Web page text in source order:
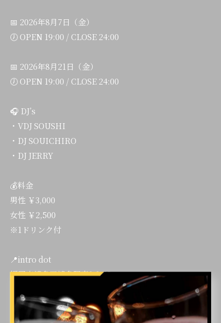
📅 2026年8月7日（金）
🕖 OPEN 19:00 / CLOSE 24:00
📅 2026年8月21日（金）
🕖 OPEN 19:00 / CLOSE 24:00
🎧 DJ’s
・VDJ SOUSHI
・DJ SOUICHIRO
・DJ JERRY
💰料金
男性 ￥3,000
女性 ￥2,500
※1ドリンク付
📍intro dot
福岡市博多区博多駅東1-1-28
音楽が好きな人、踊るのが好きな人、みんなで最高の夜